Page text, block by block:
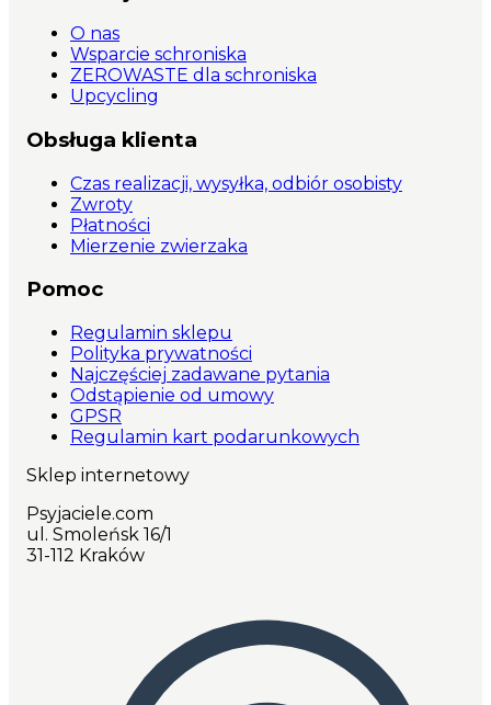
O nas
Wsparcie schroniska
ZEROWASTE dla schroniska
Upcycling
Obsługa klienta
Czas realizacji, wysyłka, odbiór osobisty
Zwroty
Płatności
Mierzenie zwierzaka
Pomoc
Regulamin sklepu
Polityka prywatności
Najczęściej zadawane pytania
Odstąpienie od umowy
GPSR
Regulamin kart podarunkowych
Sklep internetowy
Psyjaciele.com
ul. Smoleńsk 16/1
31-112 Kraków